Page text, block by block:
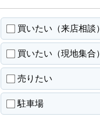
買いたい（来店相談）
買いたい（現地集合）
売りたい
駐車場